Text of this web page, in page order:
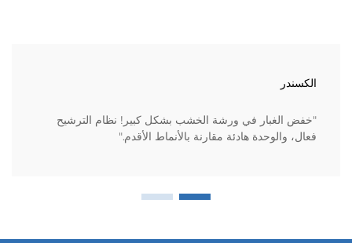
"خفض الغبار في ورشة الخشب بشكل كبير! نظام الترشيح
فعال، والوحدة هادئة مقارنة بالأنماط الأقدم."